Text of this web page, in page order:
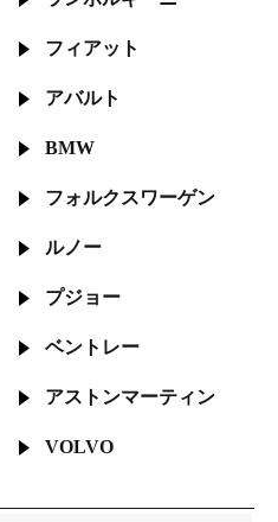
フィアット
アバルト
BMW
フォルクスワーゲン
ルノー
プジョー
ベントレー
アストンマーティン
VOLVO